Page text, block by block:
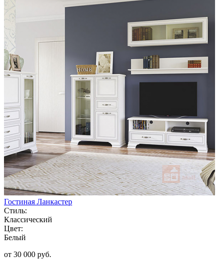
Гостиная Ланкастер
Стиль:
Классический
Цвет:
Белый
от 30 000 руб.